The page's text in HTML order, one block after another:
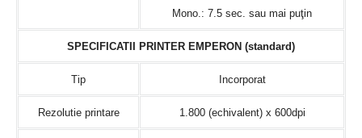
Mono.: 7.5 sec. sau mai puţin
SPECIFICATII PRINTER EMPERON (standard)
Tip Incorporat
Rezolutie printare 1.800 (echivalent) x 600dpi